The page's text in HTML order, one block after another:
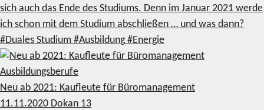
sich auch das Ende des Studiums. Denn im Januar 2021 werde
ich schon mit dem Studium abschließen … und was dann?
#Duales Studium #Ausbildung #Energie
Ausbildungsberufe
Neu ab 2021: Kaufleute für Büromanagement
11.11.2020 Dokan 13